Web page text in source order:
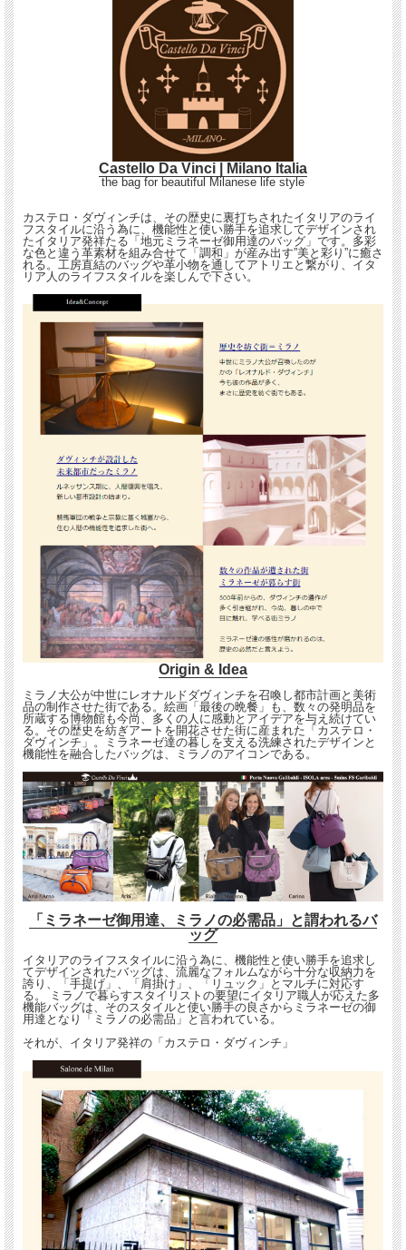
Castello Da Vinci | Milano Italia
the bag for beautiful Milanese life style
カステロ・ダヴィンチは、その歴史に裏打ちされたイタリアのライ
フスタイルに沿う為に、機能性と使い勝手を追求してデザインされ
たイタリア発祥たる「地元ミラネーゼ御用達のバッグ」です。多彩
な色と違う革素材を組み合せて「調和」が産み出す”美と彩り”に癒さ
れる。工房直結のバッグや革小物を通してアトリエと繋がり、イタ
リア人のライフスタイルを楽しんで下さい。
Origin & Idea
ミラノ大公が中世にレオナルドダヴィンチを召喚し都市計画と美術
品の制作させた街である。絵画「最後の晩餐」も、数々の発明品を
所蔵する博物館も今尚、多くの人に感動とアイデアを与え続けてい
る。その歴史を紡ぎアートを開花させた街に産まれた「カステロ・
ダヴィンチ」。ミラネーゼ達の暮しを支える洗練されたデザインと
機能性を融合したバッグは、ミラノのアイコンである。
「ミラネーゼ御用達、ミラノの必需品」と謂われるバ
ッグ
イタリアのライフスタイルに沿う為に、機能性と使い勝手を追求し
てデザインされたバッグは、流麗なフォルムながら十分な収納力を
誇り、「手提げ」、「肩掛け」、「リュック」とマルチに対応す
る。 ミラノで暮らすスタイリストの要望にイタリア職人が応えた多
機能バッグは、そのスタイルと使い勝手の良さからミラネーゼの御
用達となり「ミラノの必需品」と言われている。
それが、イタリア発祥の「カステロ・ダヴィンチ」